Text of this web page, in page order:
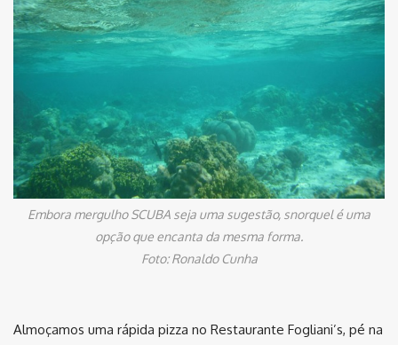
Embora mergulho SCUBA seja uma sugestão, snorquel é uma
opção que encanta da mesma forma.
Foto: Ronaldo Cunha
Almoçamos uma rápida pizza no Restaurante Fogliani’s, pé na